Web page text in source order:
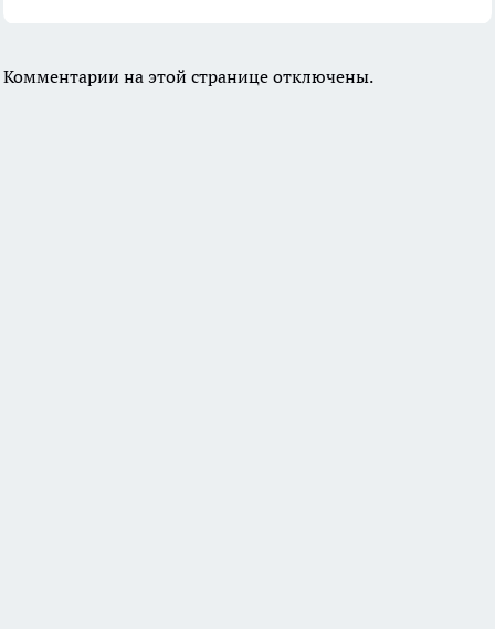
Комментарии на этой странице отключены.